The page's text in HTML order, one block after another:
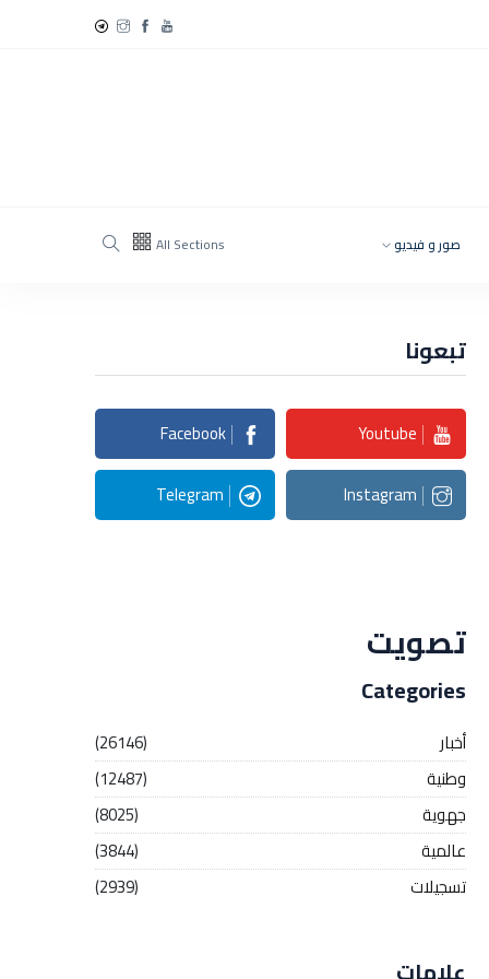
All Sections صور و فيديو
تبعونا
Youtube
Facebook
Instagram
Telegram
تصويت
Categories
أخبار
(26146)
وطنية
(12487)
جهوية
(8025)
عالمية
(3844)
تسجيلات
(2939)